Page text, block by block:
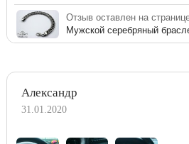
Отзыв оставлен на
Александр
31.01.2020